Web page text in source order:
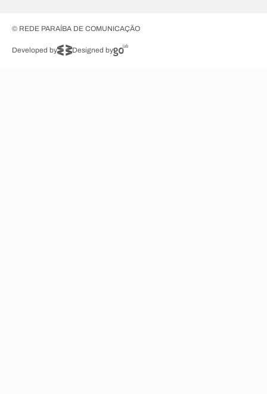
© REDE PARAÍBA DE COMUNICAÇÃO
Developed by Designed by